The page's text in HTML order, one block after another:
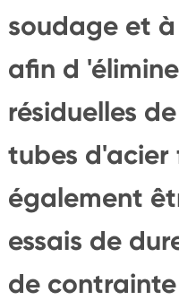
soudage et
afin d
résiduelles
tubes d'acier
également
essais de
de